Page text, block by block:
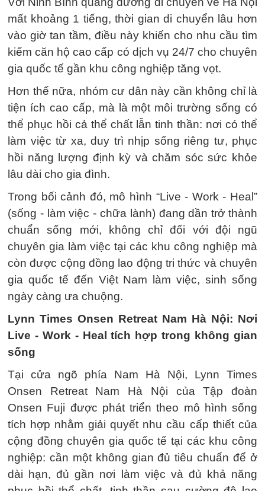
mất khoảng 1 tiếng, thời gian di chuyển lâu hơn
vào giờ tan tầm, điều này khiến cho nhu cầu tìm
kiếm căn hộ cao cấp có dịch vụ 24/7 cho chuyên
gia quốc tế gần khu công nghiệp tăng vọt.
Hơn thế nữa, nhóm cư dân này cần không chỉ là
tiện ích cao cấp, mà là một môi trường sống có
thể phục hồi cả thể chất lẫn tinh thần: nơi có thể
làm việc từ xa, duy trì nhịp sống riêng tư, phục
hồi năng lượng định kỳ và chăm sóc sức khỏe
lâu dài cho gia đình.
Trong bối cảnh đó, mô hình “Live - Work - Heal”
(sống - làm việc - chữa lành) đang dần trở thành
chuẩn sống mới, không chỉ đối với đội ngũ
chuyên gia làm việc tại các khu công nghiệp mà
còn được cộng đồng lao động tri thức và chuyên
gia quốc tế đến Việt Nam làm việc, sinh sống
ngày càng ưa chuộng.
Lynn Times Onsen Retreat Nam Hà Nội: Nơi
Live - Work - Heal tích hợp trong không gian
sống
Tại cửa ngõ phía Nam Hà Nội, Lynn Times
Onsen Retreat Nam Hà Nội của Tập đoàn
Onsen Fuji được phát triển theo mô hình sống
tích hợp nhằm giải quyết nhu cầu cấp thiết của
cộng đồng chuyên gia quốc tế tại các khu công
nghiệp: cần một không gian đủ tiêu chuẩn để ở
dài hạn, đủ gần nơi làm việc và đủ khả năng